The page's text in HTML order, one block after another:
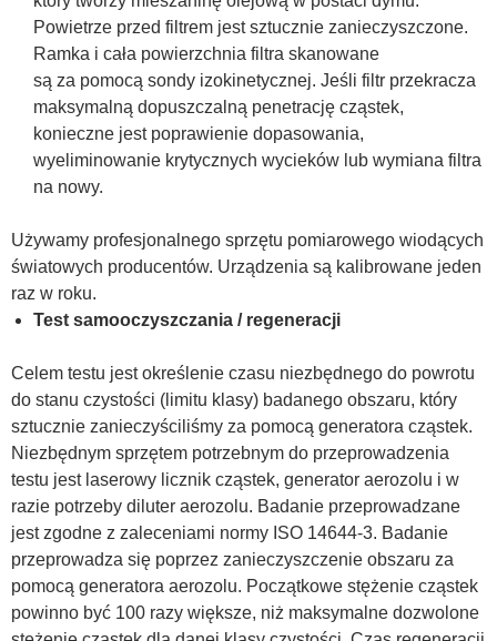
Powietrze przed filtrem jest sztucznie zanieczyszczone.
Ramka i cała powierzchnia filtra skanowane
są za pomocą sondy izokinetycznej. Jeśli filtr przekracza
maksymalną dopuszczalną penetrację cząstek,
konieczne jest poprawienie dopasowania,
wyeliminowanie krytycznych wycieków lub wymiana filtra
na nowy.
Używamy profesjonalnego sprzętu pomiarowego wiodących
światowych producentów. Urządzenia są kalibrowane jeden
raz w roku.
Test samooczyszczania / regeneracji
Celem testu jest określenie czasu niezbędnego do powrotu
do stanu czystości (limitu klasy) badanego obszaru, który
sztucznie zanieczyściliśmy za pomocą generatora cząstek.
Niezbędnym sprzętem potrzebnym do przeprowadzenia
testu jest laserowy licznik cząstek, generator aerozolu i w
razie potrzeby diluter aerozolu. Badanie przeprowadzane
jest zgodne z zaleceniami normy ISO 14644-3. Badanie
przeprowadza się poprzez zanieczyszczenie obszaru za
pomocą generatora aerozolu. Początkowe stężenie cząstek
powinno być 100 razy większe, niż maksymalne dozwolone